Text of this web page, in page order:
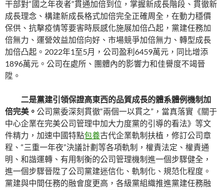
干部對“國之年夜者”貫通加倍到位，掌握新成長階段、貫徹新
成長理念、構建新成長格式加倍完全正確周全，在動力穩價
保供、抗擊疫情等要害時辰感化施展加倍凸起，黨建任務加
倍無力、運營效益加倍向好、市場競爭加倍無力、轉型成長
加倍凸起。2022年1至5月，公司盈利6459萬元，同比增添
1896萬元。公司在處所、團體內的影響力和佳譽度不竭晉
陞。
二是黨建引領保證高東西的品質成長的體系體例機制加
倍完美。 公司黨委深刻貫徹“兩個一以貫之”，當真落實《關于
中心企業在完美公司管理中加大力度黨的引導的看法》等文
件精力，加速中國特點包養古代企業軌制扶植，修訂公司章
程、“三重一年夜”決議計劃等各項軌制，權責法定、權責通
明、和諧運轉、有用制衡的公司管理機制進一個步驟健全，
進一個步驟晉陞了公司黨建迷信化、軌制化、規范化程度。
黨建與中間任務的融會度更高，各級黨組織推進黨建任務融